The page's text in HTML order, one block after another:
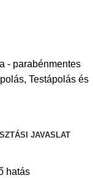
- parabénmentes
, Testápolás és
JAVASLAT
hatás